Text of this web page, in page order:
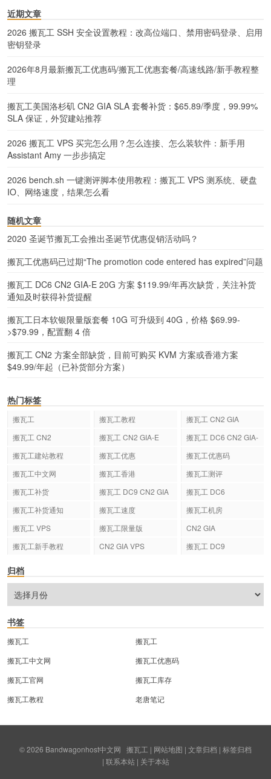
近期文章
2026 搬瓦工 SSH 安全设置教程：改高位端口、禁用密码登录、启用
密钥登录
2026年8月最新搬瓦工优惠码/搬瓦工优惠套餐/高速线路/新手教程整
理
搬瓦工美国洛杉矶 CN2 GIA SLA 套餐补货：$65.89/季度，99.99%
SLA 保证，外贸建站推荐
2026 搬瓦工 VPS 买完怎么用？怎么连接、怎么装软件：新手用
Assistant Amy 一步步搞定
2026 bench.sh 一键测评脚本使用教程：搬瓦工 VPS 测系统、硬盘
IO、网络速度，结果怎么看
随机文章
2020 圣诞节搬瓦工会推出圣诞节优惠促销活动吗？
搬瓦工优惠码已过期“The promotion code entered has expired”问题
搬瓦工 DC6 CN2 GIA-E 20G 方案 $119.99/年再次缺货，关注补货
通知及时获得补货提醒
搬瓦工日本软银限量版套餐 10G 可升级到 40G，价格 $69.99-
>$79.99，配置翻 4 倍
搬瓦工 CN2 方案全部缺货，目前可购买 KVM 方案或香港方案
$49.99/年起（已补货部分方案）
热门标签
搬瓦工 搬瓦工教程
搬瓦工 CN2 GIA
搬瓦工 CN2
搬瓦工 CN2 GIA-E
搬瓦工 DC6 CN2 GIA-
搬瓦工建站教程 搬瓦工优惠
搬瓦工优惠码
搬瓦工中文网
搬瓦工香港
搬瓦工测评
搬瓦工补货
搬瓦工 DC9 CN2 GIA
搬瓦工 DC6
搬瓦工补货通知
搬瓦工速度
搬瓦工机房
搬瓦工 VPS
搬瓦工限量版
CN2 GIA
搬瓦工新手教程
CN2 GIA VPS 搬瓦工 DC9
归档
书签
搬瓦工
搬瓦工
搬瓦工中文网
搬瓦工优惠码
搬瓦工官网
搬瓦工库存
搬瓦工教程
老唐笔记
© 2026 Bandwagonhost中文网 搬瓦工 | 网站地图 | 文章归档 | 标签归档
| 联系本站| 关于本站